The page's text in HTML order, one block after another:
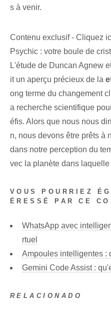
s à venir.
Contenu exclusif - Cliquez
Psychic : votre boule de
L'étude de Duncan Agnew
it un aperçu précieux de la
ong terme du changement
a recherche scientifique
éfis. Alors que nous nous
n, nous devons être prêts à
dans notre perception du
vec la planète dans
VOUS POURRIEZ
ÉRESSÉ PAR CE
WhatsApp avec
rtuel
Ampoules intelligentes :
Gemini Code Assist :
RELACIONADO